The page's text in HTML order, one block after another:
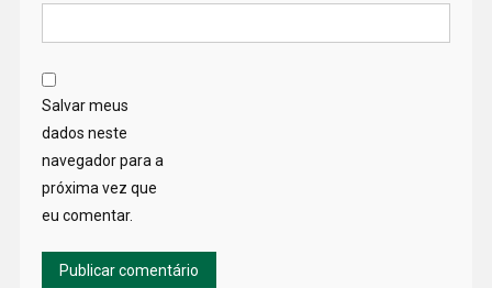
Salvar meus
dados neste
navegador para a
próxima vez que
eu comentar.